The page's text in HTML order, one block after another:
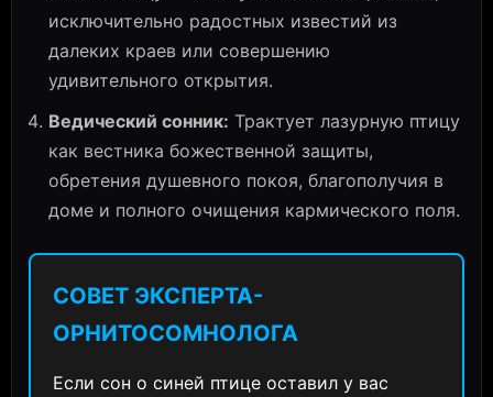
исключительно радостных известий из
далеких краев или совершению
удивительного открытия.
Ведический сонник: Трактует лазурную птицу
как вестника божественной защиты,
обретения душевного покоя, благополучия в
доме и полного очищения кармического поля.
СОВЕТ ЭКСПЕРТА-
ОРНИТОСОМНОЛОГА
Если сон о синей птице оставил у вас